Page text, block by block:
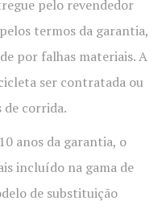
pelo revendedor
termos da garantia,
por falhas materiais. A
ser contratada ou
corrida.
anos da garantia, o
incluído na gama de
de substituição